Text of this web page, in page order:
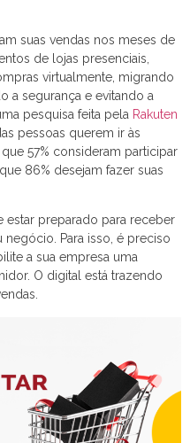
suas vendas nos meses de
de lojas presenciais,
virtualmente, migrando
a segurança e evitando a
pesquisa feita pela Rakuten
pessoas querem ir às
57% consideram participar
86% desejam fazer suas
estar preparado para receber
negócio. Para isso, é preciso
a sua empresa uma
O digital está trazendo